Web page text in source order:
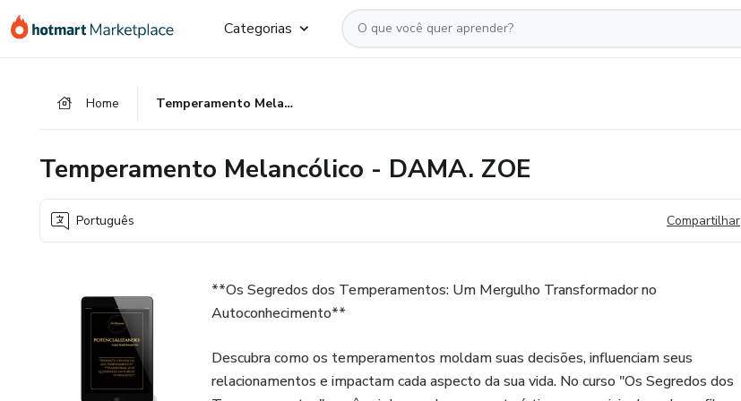
para
para
para
Categorias
Home Temperamento Melancólico - DAMA. ZOE
Temperamento Melancólico - DAMA. ZOE
Português Compartilhar
**Os Segredos dos Temperamentos: Um Mergulho Transformador no
Autoconhecimento**
Descubra como os temperamentos moldam suas decisões, influenciam seus
relacionamentos e impactam cada aspecto da sua vida. No curso "Os Segredos dos